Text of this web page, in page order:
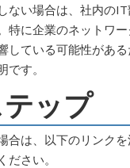
ない場合は、社内の
特に企業のネットワ
している可能性があ
す。
ップ
合は、以下のリンク
さい。